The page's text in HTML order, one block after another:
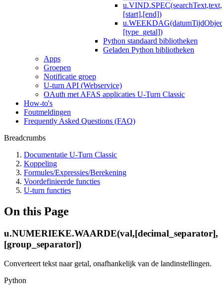
u.VIND.SPEC(searchText,text,
[start],[end])
[type_getal])
Python standaard bibliotheken
Geladen Python bibliotheken
Apps
Groepen
Notificatie groep
U-turn API (Webservice)
OAuth met AFAS applicaties U-Turn Classic
How-to's
Foutmeldingen
Frequently Asked Questions (FAQ)
Breadcrumbs
Documentatie U-Turn Classic
Koppeling
Formules/Expressies/Berekening
Voordefinieerde functies
U-turn functies
On this Page
u.NUMERIEKE.WAARDE(val,[decimal_separator],
[group_separator])
Converteert tekst naar getal, onafhankelijk van de landinstellingen.
Python